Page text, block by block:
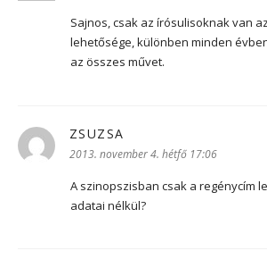
Sajnos, csak az írósulisoknak van
lehetősége, különben minden
az összes művet.
ZSUZSA
2013. november 4. hétfő 17:06
A szinopszisban csak a regénycím
adatai nélkül?